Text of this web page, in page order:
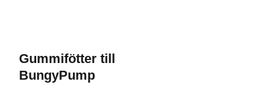
Gummifötter till
BungyPump